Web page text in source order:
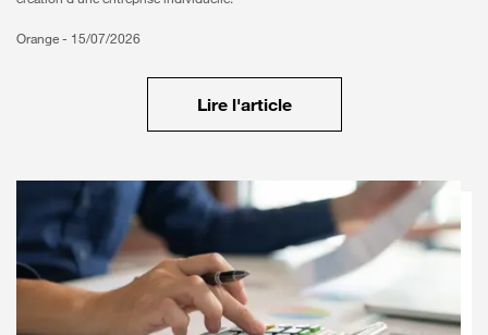
Orange - 15/07/2026
Lire l'article